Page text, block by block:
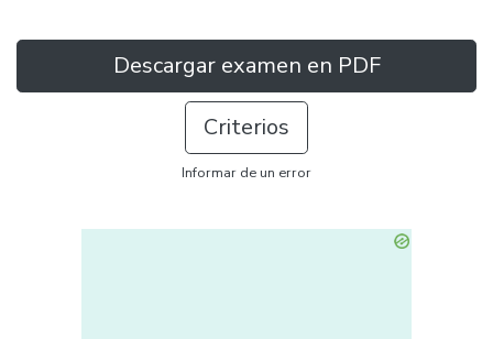
Descargar examen en PDF
Criterios
Informar de un error